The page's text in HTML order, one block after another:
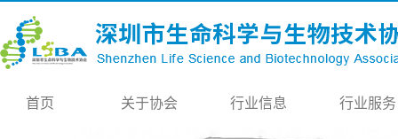
首页 关于协会 行业信息 行业服务